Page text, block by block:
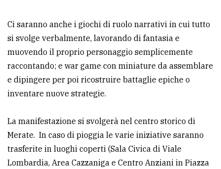
Ci saranno anche i giochi di ruolo narrativi in cui tutto
si svolge verbalmente, lavorando di fantasia e
muovendo il proprio personaggio semplicemente
raccontando; e war game con miniature da assemblare
e dipingere per poi ricostruire battaglie epiche o
inventare nuove strategie.
La manifestazione si svolgerà nel centro storico di
Merate. In caso di pioggia le varie iniziative saranno
trasferite in luoghi coperti (Sala Civica di Viale
Lombardia, Area Cazzaniga e Centro Anziani in Piazza